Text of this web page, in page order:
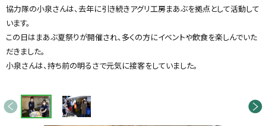
プ
に
戻
る
協力隊の小泉さんは、去年に引き続きアグリ工房まあぶを拠点として活動して
います。
この日はまあぶ夏祭りが開催され、多くの方にイベントや飲食を楽しんでいた
だきました。
小泉さんは、持ち前の明るさで元気に接客をしていました。
画
像
前へ 次へ